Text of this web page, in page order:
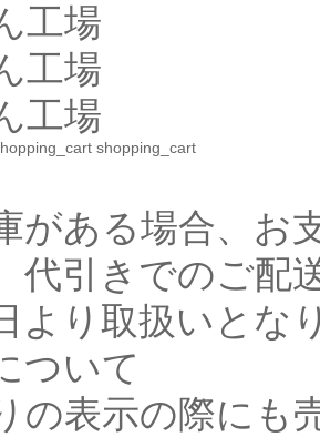
工場
工場
工場
shopping_cart
がある場合、お
代引きでのご配
より取扱いとな
ついて
の表示の際にも